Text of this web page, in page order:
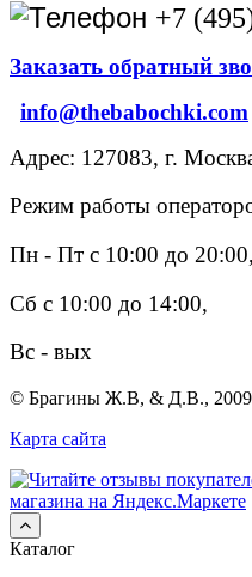
+7
Заказать обратный
info@thebabochki.com
Адрес: 127083, г.
Режим работы
Пн - Пт с 10:00 до 20:00,
Сб с 10:00 до 14:00,
Вс - вых
© Брагины Ж.В, & Д.В.,
Карта сайта
Каталог